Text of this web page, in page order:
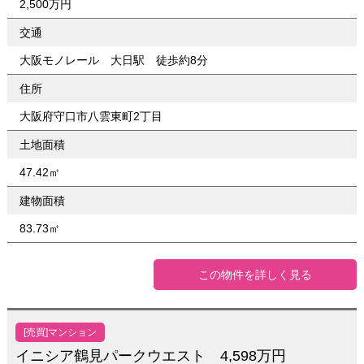
2,500万円
交通
大阪モノレール 大日駅 徒歩約8分
住所
大阪府守口市八雲東町2丁目
土地面積
47.42㎡
建物面積
83.73㎡
この物件を詳しく見る
[売買]マンション
イニシア鶴見パークウエスト 4,598万円